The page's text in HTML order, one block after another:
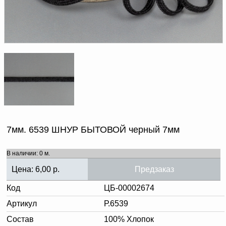
Доверенность на
получение груза
Письмо руководителю
Вопросы и ответы
7мм. 6539 ШНУР БЫТОВОЙ черный 7мм
В наличии: 0 м.
Цена: 6,00 р. Предзаказ
Код
ЦБ-00002674
Артикул
Р.6539
Состав
100% Хлопок